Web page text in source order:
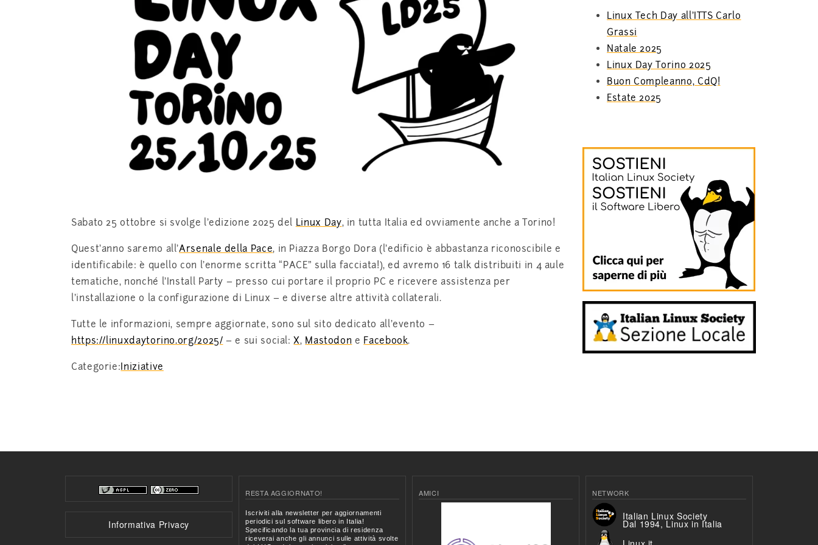
Sabato 25 ottobre si svolge l’edizione 2025 del Linux Day, in tutta Italia ed ovviamente anche a Torino!
Quest’anno saremo all’Arsenale della Pace, in Piazza Borgo Dora (l’edificio è abbastanza riconoscibile e
identificabile: è quello con l’enorme scritta “PACE” sulla facciata!), ed avremo 16 talk distribuiti in 4 aule
tematiche, nonché l’Install Party – presso cui portare il proprio PC e ricevere assistenza per
l’installazione o la configurazione di Linux – e diverse altre attività collaterali.
Tutte le informazioni, sempre aggiornate, sono sul sito dedicato all’evento –
https://linuxdaytorino.org/2025/ – e sui social:X, Mastodon e Facebook.
Categorie:Iniziative
Linux Tech Day all’ITTS Carlo
Grassi
Natale 2025
Linux Day Torino 2025
Buon Compleanno, CdQ!
Estate 2025
Informativa Privacy
RESTA AGGIORNATO! AMICI NETWORK
Italian Linux Society
Dal 1994, Linux in Italia